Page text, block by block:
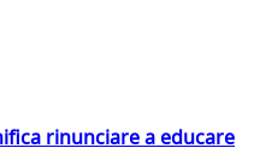
rinunciare a educare